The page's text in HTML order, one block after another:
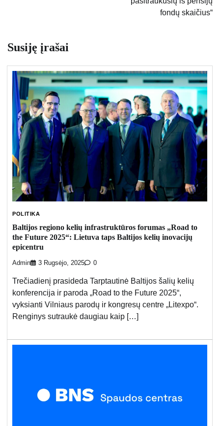
fondų skaičius“
Susiję įrašai
POLITIKA
Baltijos regiono kelių infrastruktūros forumas „Road to
the Future 2025“: Lietuva taps Baltijos kelių inovacijų
epicentru
Admin 3 Rugsėjo, 2025 0
Trečiadienį prasideda Tarptautinė Baltijos šalių kelių
konferencija ir paroda „Road to the Future 2025“,
vyksianti Vilniaus parodų ir kongresų centre „Litexpo“.
Renginys sutraukė daugiau kaip […]